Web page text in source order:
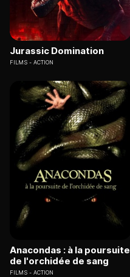
Jurassic Domination
FILMS ACTION
Anacondas : à la poursuite
de l'orchidée de sang
FILMS ACTION